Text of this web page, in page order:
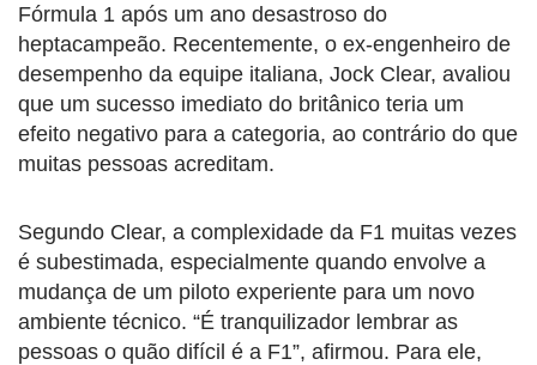
Fórmula 1 após um ano desastroso do
heptacampeão. Recentemente, o ex-engenheiro de
desempenho da equipe italiana, Jock Clear, avaliou
que um sucesso imediato do britânico teria um
efeito negativo para a categoria, ao contrário do que
muitas pessoas acreditam.
Segundo Clear, a complexidade da F1 muitas vezes
é subestimada, especialmente quando envolve a
mudança de um piloto experiente para um novo
ambiente técnico. “É tranquilizador lembrar as
pessoas o quão difícil é a F1”, afirmou. Para ele,